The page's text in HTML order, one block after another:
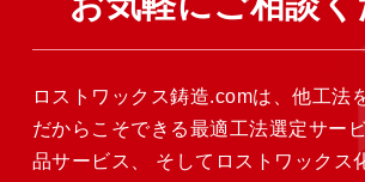
ロストワックス鋳造.comは、他工法
だからこそできる最適工法選定サー
品サービス、
そしてロストワックス